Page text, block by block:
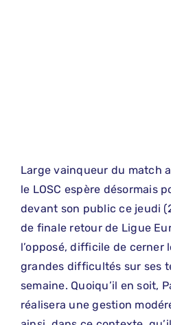
Large vainqueur du match
le LOSC espère désormais
devant son public ce jeudi
de finale retour de Ligue
l’opposé, difficile de cerner
grandes difficultés sur ses
semaine. Quoiqu’il en soit,
réalisera une gestion